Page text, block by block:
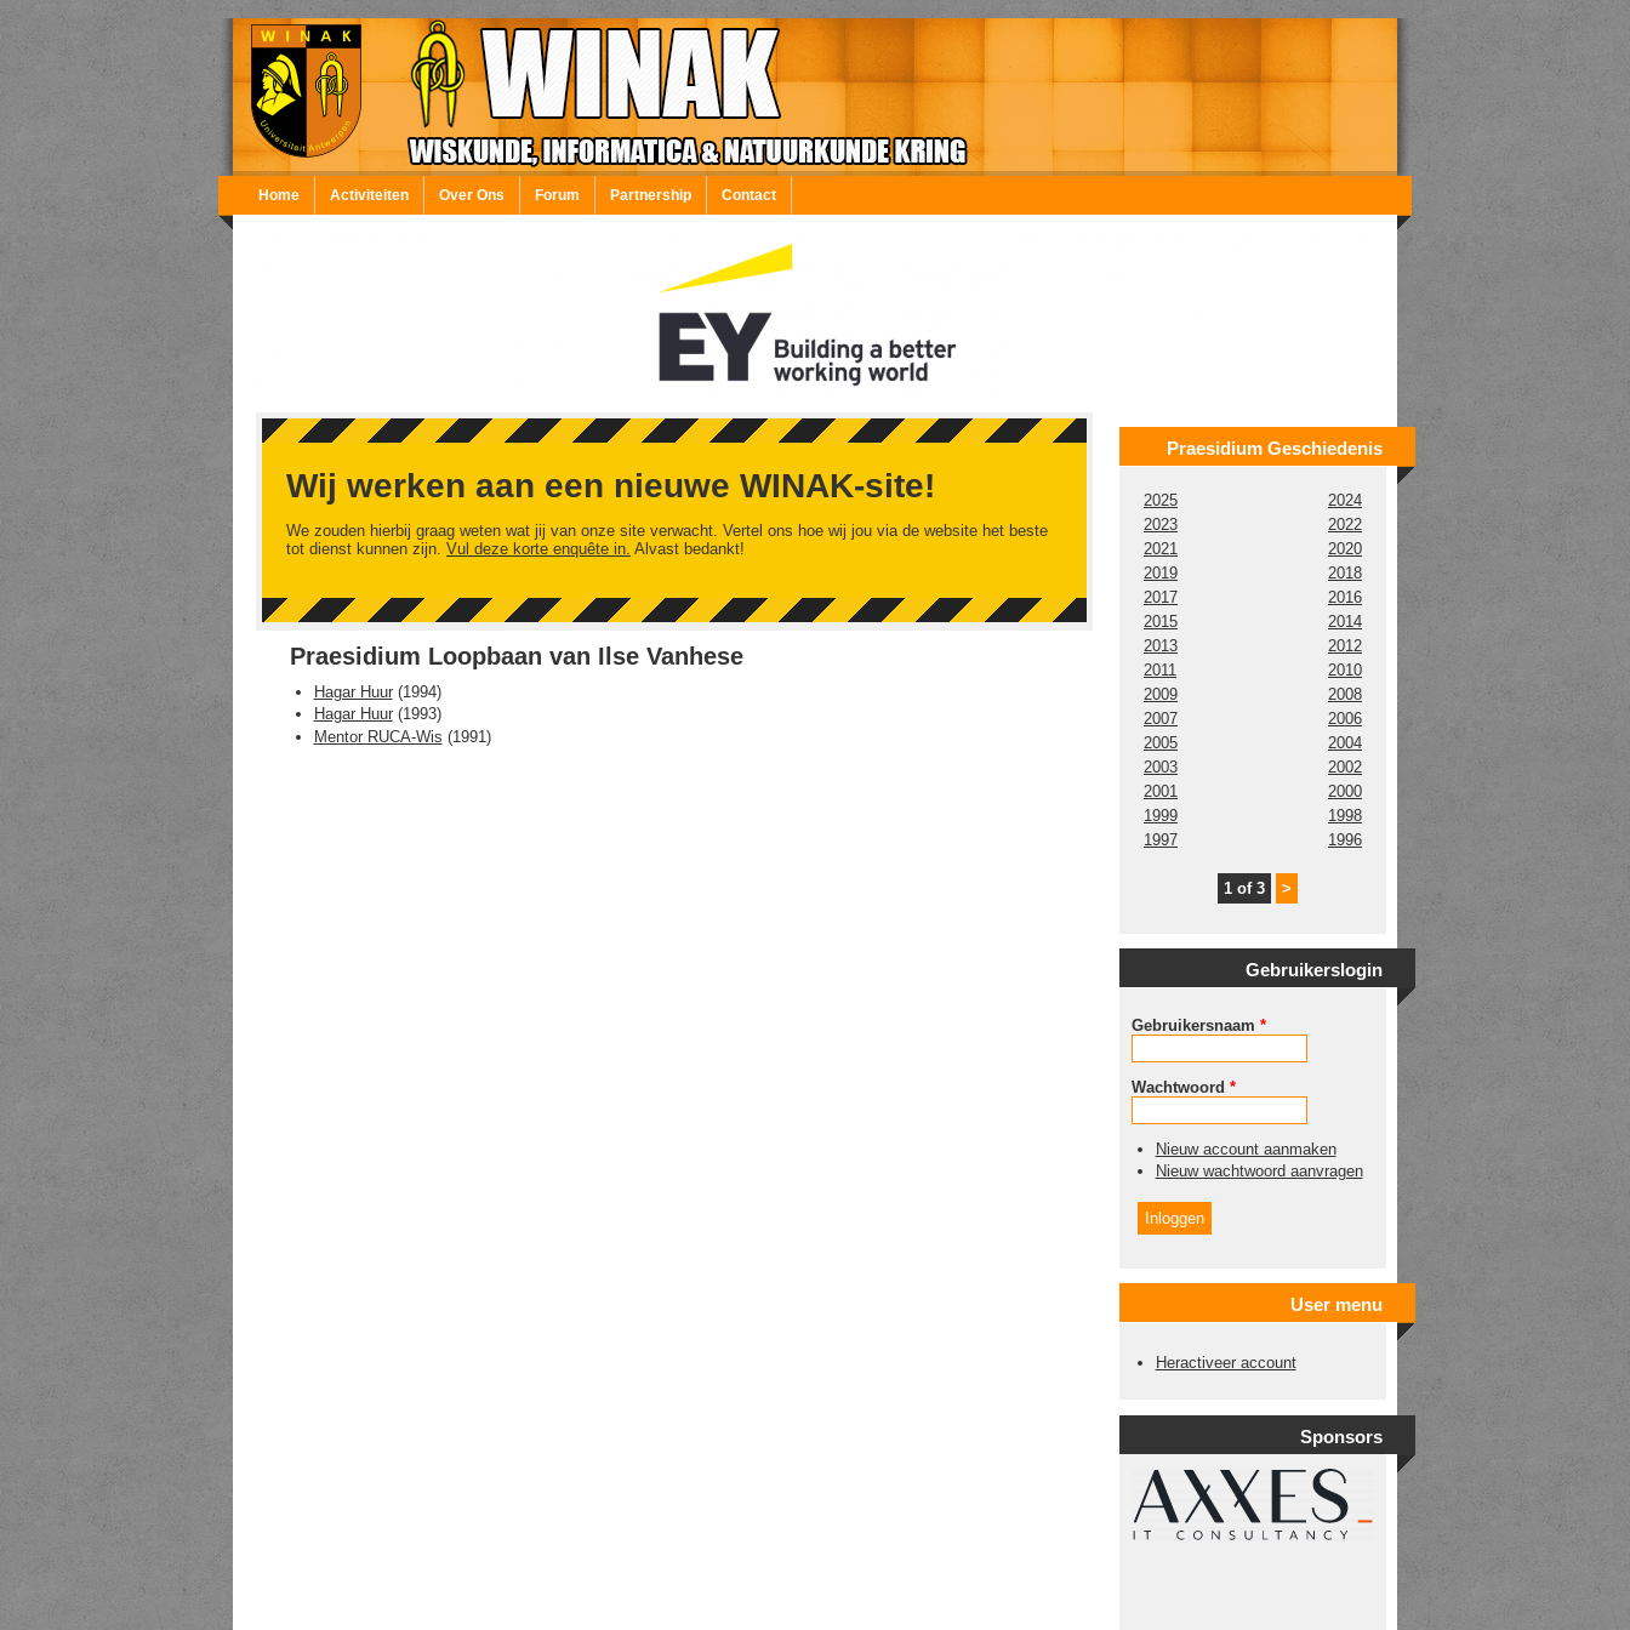
Overslaan en naar de inhoud gaan
Home Activiteiten Over Ons Forum Partnership Contact
Wij werken aan een nieuwe WINAK-site!
We zouden hierbij graag weten wat jij van onze site verwacht. Vertel ons hoe wij jou via de website het beste
tot dienst kunnen zijn. Vul deze korte enquête in. Alvast bedankt!
Praesidium Loopbaan van Ilse Vanhese
Hagar Huur(1994)
Hagar Huur(1993)
Mentor RUCA-Wis (1991)
Praesidium Geschiedenis
2025
2024
2023
2022
2021
2020
2019
2018
2017
2016
2015
2014
2013
2012
2011
2010
2009
2008
2007
2006
2005
2004
2003
2002
2001
2000
1999
1998
1997
1996
1 of 3 >
Gebruikerslogin
Gebruikersnaam *
Wachtwoord *
Nieuw account aanmaken
Nieuw wachtwoord aanvragen
User menu
Heractiveer account
Sponsors